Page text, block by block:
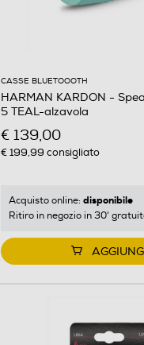
CASSE BLUETOOOTH
HARMAN KARDON -
5 TEAL-alzavola
€ 139,00
€ 199,99 consigliato
Acquisto online: disponibile
Ritiro in negozio in 30'